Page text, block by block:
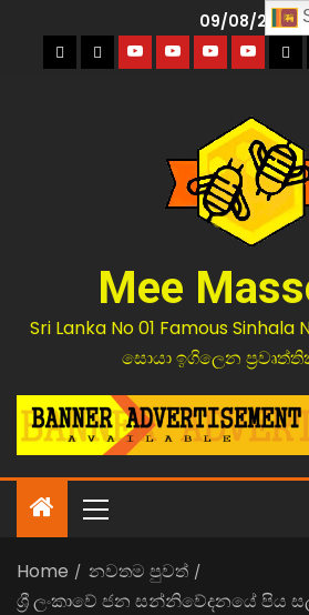
09/08/2026
Mee
Sri Lanka No 01 Famous
සොයා ඉගිලෙන
Home
නවතම පුවත්
ශ්‍රී ලංකාවේ ජන සන්නිවේදනයේ පිය